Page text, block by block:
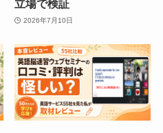
立場で検証
2026年7月10日